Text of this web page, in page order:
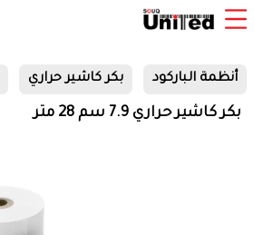
أنظمة الباركود بكر كاشير حراري
بكر كاشير حراري 7.9 سم 28 متر